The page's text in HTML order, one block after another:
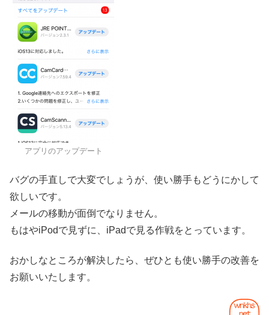
アプリのアップデート
バグの手直しで大変でしょうが、使い勝手もどうにかして
欲しいです。
メールの移動が面倒でなりません。
もはやiPodで見ずに、iPadで見る作戦をとっています。
おかしなところが解決したら、ぜひとも使い勝手の改善を
お願いいたします。